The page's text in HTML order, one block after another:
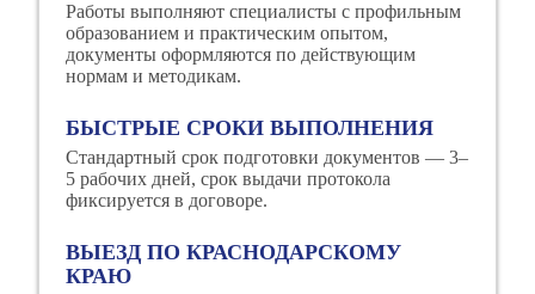
Работы выполняют специалисты с профильным
образованием и практическим опытом,
документы оформляются по действующим
нормам и методикам.
БЫСТРЫЕ СРОКИ ВЫПОЛНЕНИЯ
Стандартный срок подготовки документов — 3–
5 рабочих дней, срок выдачи протокола
фиксируется в договоре.
ВЫЕЗД ПО КРАСНОДАРСКОМУ
КРАЮ